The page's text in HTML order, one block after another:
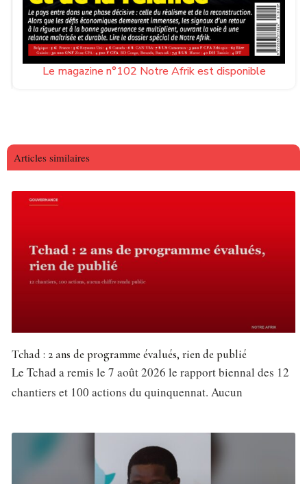
Le magazine n°102 Notre Afrik est disponible
Articles similaires
Tchad : 2 ans de programme évalués, rien de publié
Le Tchad a remis le 7 août 2026 le rapport biennal des 12
chantiers et 100 actions du quinquennat. Aucun